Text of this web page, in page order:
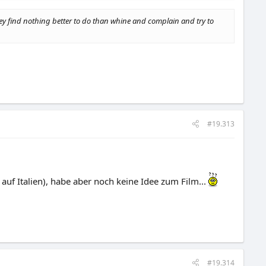
find nothing better to do than whine and complain and try to
#19.313
Italien), habe aber noch keine Idee zum Film...
#19.314